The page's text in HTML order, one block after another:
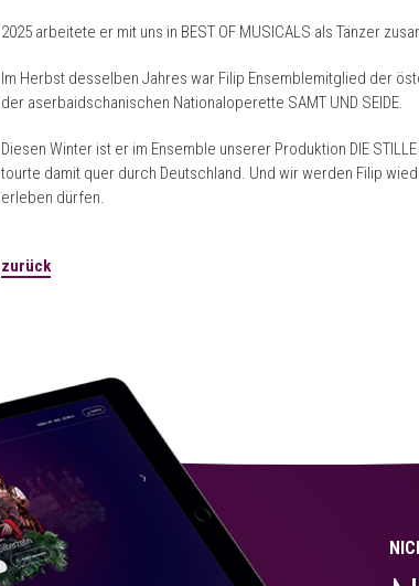
2025 arbeitete er mit uns in BEST OF MUSICALS als Tänzer
Im Herbst desselben Jahres war Filip Ensemblemitglied der
der aserbaidschanischen Nationaloperette SAMT UND SEIDE.
Diesen Winter ist er im Ensemble unserer Produktion DIE
tourte damit quer durch Deutschland. Und wir werden Filip
erleben dürfen.
zurück